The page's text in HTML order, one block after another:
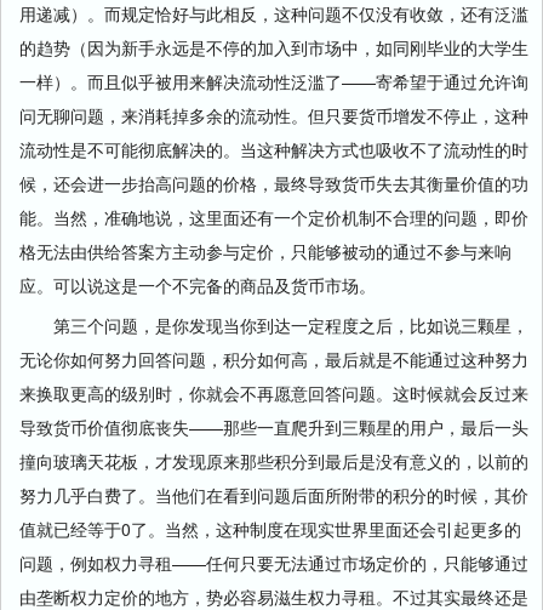
用递减）。而规定恰好与此相反，这种问题不仅没有收敛，还有泛滥
的趋势（因为新手永远是不停的加入到市场中，如同刚毕业的大学生
一样）。而且似乎被用来解决流动性泛滥了——寄希望于通过允许询
问无聊问题，来消耗掉多余的流动性。但只要货币增发不停止，这种
流动性是不可能彻底解决的。当这种解决方式也吸收不了流动性的时
候，还会进一步抬高问题的价格，最终导致货币失去其衡量价值的功
能。当然，准确地说，这里面还有一个定价机制不合理的问题，即价
格无法由供给答案方主动参与定价，只能够被动的通过不参与来响
应。可以说这是一个不完备的商品及货币市场。
第三个问题，是你发现当你到达一定程度之后，比如说三颗星，
无论你如何努力回答问题，积分如何高，最后就是不能通过这种努力
来换取更高的级别时，你就会不再愿意回答问题。这时候就会反过来
导致货币价值彻底丧失——那些一直爬升到三颗星的用户，最后一头
撞向玻璃天花板，才发现原来那些积分到最后是没有意义的，以前的
努力几乎白费了。当他们在看到问题后面所附带的积分的时候，其价
值就已经等于0了。当然，这种制度在现实世界里面还会引起更多的
问题，例如权力寻租——任何只要无法通过市场定价的，只能够通过
由垄断权力定价的地方，势必容易滋生权力寻租。不过其实最终还是